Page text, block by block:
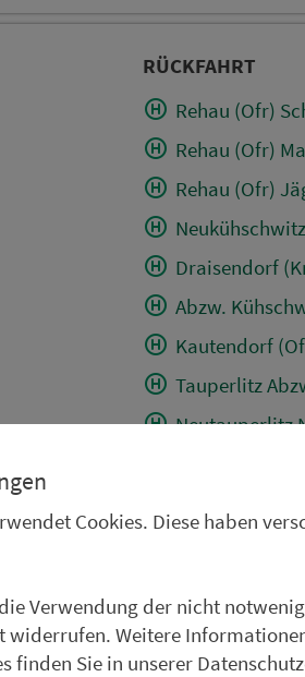
RÜCKFAHRT
Rehau (Ofr)
Rehau (Ofr)
Rehau (Ofr)
Neukühschwitz
Draisendorf
Abzw.
Kautendorf
Tauperlitz
Neutauperlitz
Döhlau (Kr
Döhlau (Kr
Cookies. Diese haben
Verwendung der nicht
widerrufen. Weitere
finden Sie in unserer